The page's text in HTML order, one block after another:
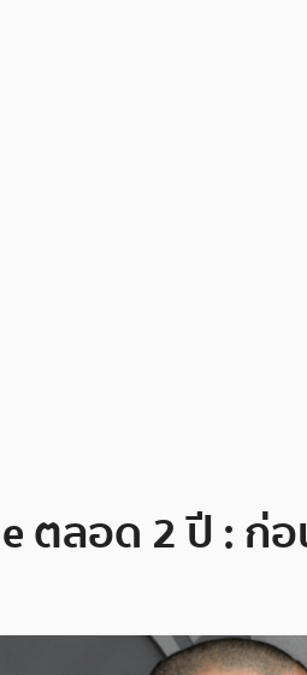
ตลอด 2 ปี : ก่